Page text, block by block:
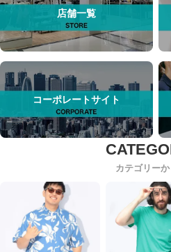
店舗一覧
コーポレートサイト
カテゴリー